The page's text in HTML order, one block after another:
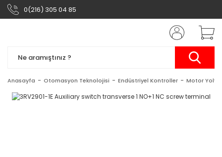
0(216) 305 04 85
Anasayfa Otomasyon Teknolojisi Endüstriyel Kontroller Motor